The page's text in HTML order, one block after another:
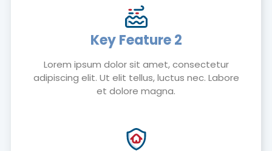
Key Feature 2
Lorem ipsum dolor sit amet, consectetur
adipiscing elit. Ut elit tellus, luctus nec. Labore
et dolore magna.